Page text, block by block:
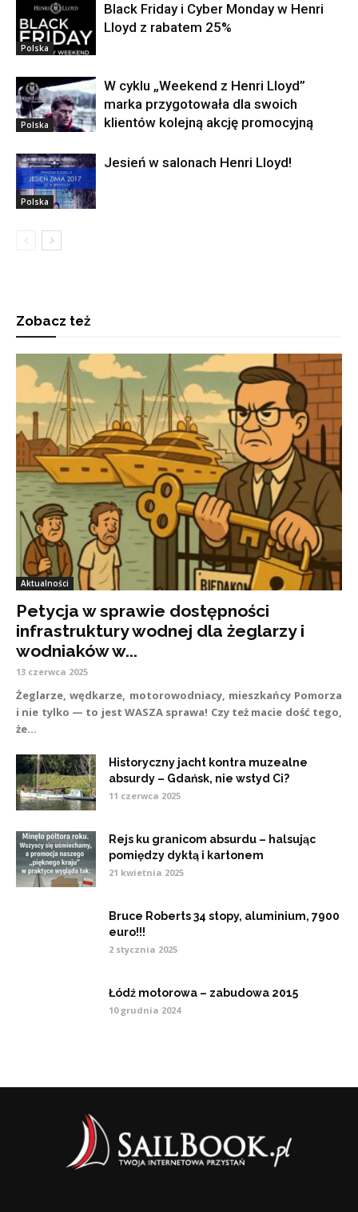
Polska
Black Friday i Cyber Monday w Henri
Lloyd z rabatem 25%
Polska
W cyklu „Weekend z Henri Lloyd”
marka przygotowała dla swoich
klientów kolejną akcję promocyjną
Polska
Jesień w salonach Henri Lloyd!
Zobacz też
Aktualności
Petycja w sprawie dostępności
infrastruktury wodnej dla żeglarzy i
wodniaków w...
13 czerwca 2025
Żeglarze, wędkarze, motorowodniacy, mieszkańcy Pomorza
i nie tylko — to jest WASZA sprawa! Czy też macie dość tego,
że...
Historyczny jacht kontra muzealne
absurdy – Gdańsk, nie wstyd Ci?
11 czerwca 2025
Rejs ku granicom absurdu – halsując
pomiędzy dyktą i kartonem
21 kwietnia 2025
Bruce Roberts 34 stopy, aluminium, 7900
euro!!!
2 stycznia 2025
Łódź motorowa – zabudowa 2015
10 grudnia 2024